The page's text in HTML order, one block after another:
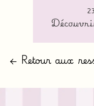
← Retour aux